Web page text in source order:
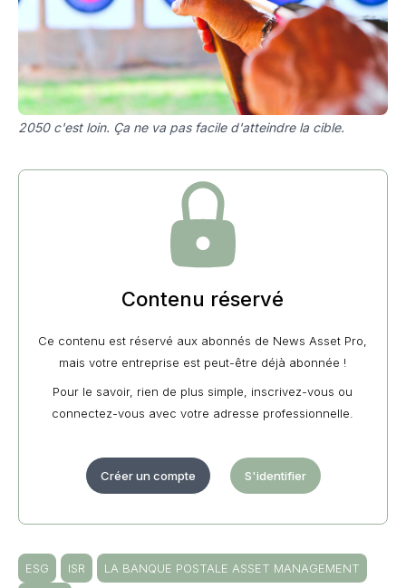
2050 c'est loin. Ça ne va pas facile d'atteindre la cible.
Contenu réservé
Ce contenu est réservé aux abonnés de News Asset Pro,
mais votre entreprise est peut-être déjà abonnée !
Pour le savoir, rien de plus simple, inscrivez-vous ou
connectez-vous avec votre adresse professionnelle.
Créer un compte S'identifier
ESG ISR
LA BANQUE POSTALE ASSET MANAGEMENT